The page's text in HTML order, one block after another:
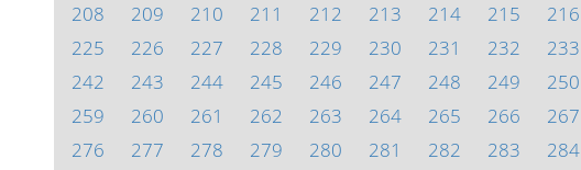
208
209 210 211 212 213 214 215 216
225
226 227 228 229 230 231 232 233
242
243 244 245 246 247 248 249 250
259
260 261 262 263 264 265 266 267
276
277 278 279 280 281 282 283 284